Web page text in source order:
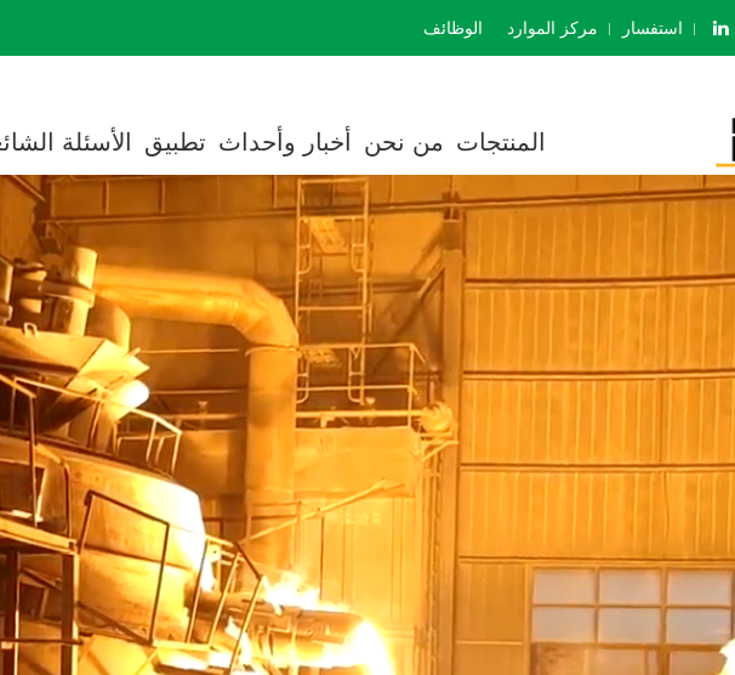
استفسار مركز الموارد الوظائف
المنتجات من نحن أخبار وأحداث تطبيق الأسئلة